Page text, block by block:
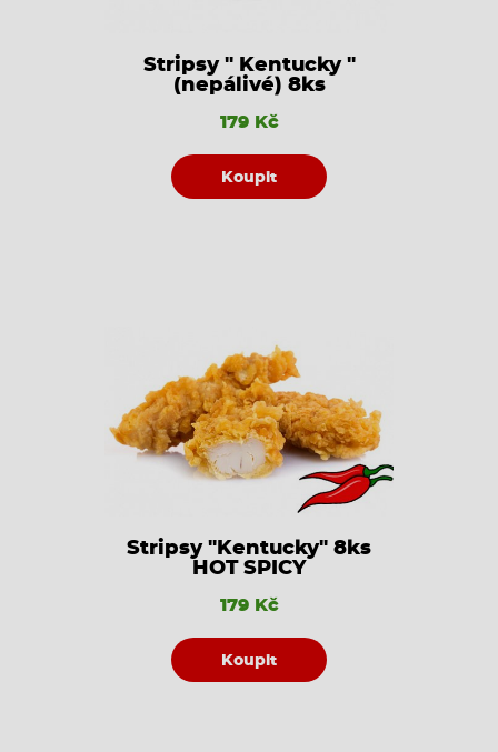
Stripsy " Kentucky "
(nepálivé) 8ks
179 Kč
Koupit
Stripsy "Kentucky" 8ks
HOT SPICY
179 Kč
Koupit